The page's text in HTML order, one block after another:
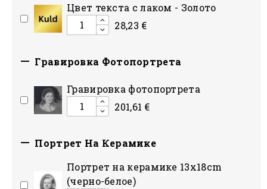
Цвет текста с лаком - Золото
28,23 €
 Гравировка Фотопортрета
Гравировка фотопортрета
201,61 €
 Портрет На Керамике
Портрет на керамике 13x18cm
(черно-белое)